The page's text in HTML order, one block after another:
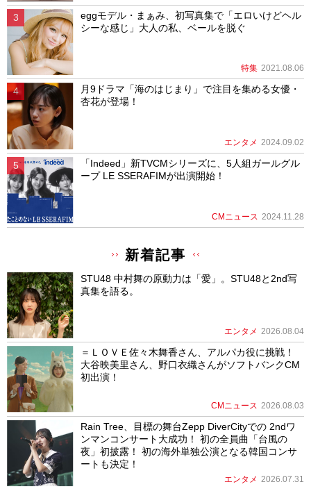
eggモデル・まぁみ、初写真集で「エロいけどヘル
シーな感じ」大人の私、ベールを脱ぐ
特集 2021.08.06
月9ドラマ「海のはじまり」で注目を集める女優・
杏花が登場！
エンタメ 2024.09.02
「Indeed」新TVCMシリーズに、5人組ガールグル
ープ LE SSERAFIMが出演開始！
CMニュース 2024.11.28
新着記事
STU48 中村舞の原動力は「愛」。STU48と2nd写
真集を語る。
エンタメ 2026.08.04
＝ＬＯＶＥ佐々木舞香さん、アルパカ役に挑戦！
大谷映美里さん、野口衣織さんがソフトバンクCM
初出演！
CMニュース 2026.08.03
Rain Tree、目標の舞台Zepp DiverCityでの 2ndワ
ンマンコンサート大成功！ 初の全員曲「台風の
夜」初披露！ 初の海外単独公演となる韓国コンサ
ートも決定！
エンタメ 2026.07.31